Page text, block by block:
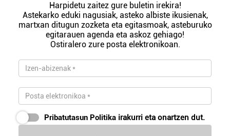
Harpidetu zaitez gure buletin irekira!
Astekarko eduki nagusiak, asteko albiste ikusienak,
martxan ditugun zozketa eta egitasmoak, asteburuko
egitarauen agenda eta askoz gehiago!
Ostiralero zure posta elektronikoan.
Pribatutasun Politika irakurri eta onartzen dut.